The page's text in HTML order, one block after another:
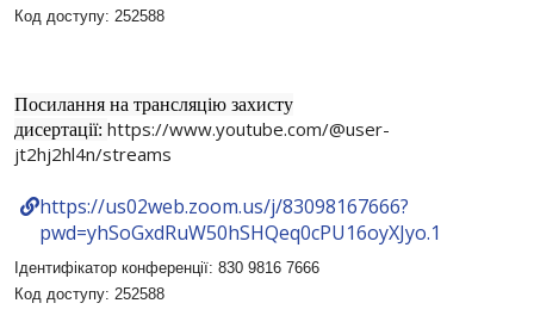
Код доступу: 252588
Посилання на трансляцію захисту
дисертації: https://www.youtube.com/@user-
jt2hj2hl4n/streams
https://us02web.zoom.us/j/83098167666?
pwd=yhSoGxdRuW50hSHQeq0cPU16oyXJyo.1
Ідентифікатор конференції: 830 9816 7666
Код доступу: 252588